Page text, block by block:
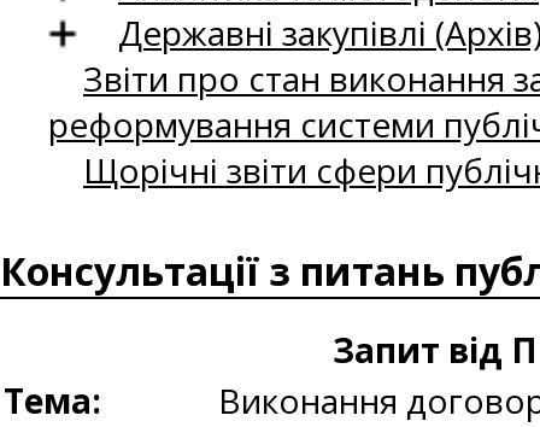
Державні закупівлі
Звіти про стан виконання
реформування системи
Щорічні звіти сфери
Консультації з питань
Запит від
Тема:
Виконання